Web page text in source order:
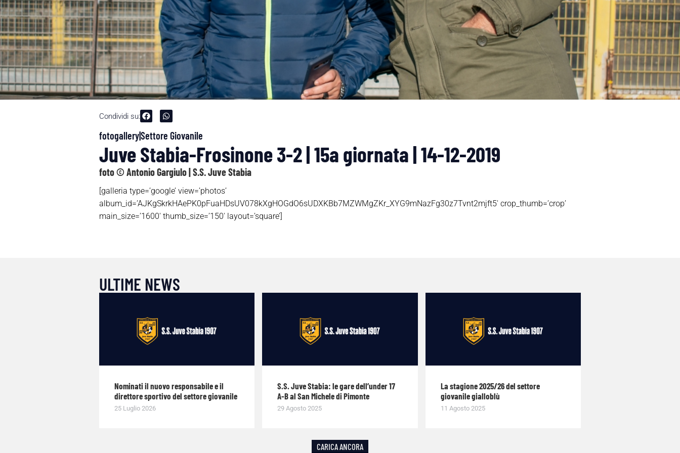
Condividi su:
fotogallery|Settore Giovanile
Juve Stabia-Frosinone 3-2 | 15a giornata | 14-12-2019
foto © Antonio Gargiulo | S.S. Juve Stabia
[galleria type=’google’ view=’photos’
album_id=’AJKgSkrkHAePK0pFuaHDsUV078kXgHOGdO6sUDXKBb7MZWMgZKr_XYG9mNazFg30z7Tvnt2mjft5′ crop_thumb=’crop’
main_size=’1600′ thumb_size=’150′ layout=’square’]
ULTIME NEWS
Nominati il nuovo responsabile e il
direttore sportivo del settore giovanile
25 Luglio 2026
S.S. Juve Stabia: le gare dell’under 17
A-B al San Michele di Pimonte
29 Agosto 2025
La stagione 2025/26 del settore
giovanile gialloblù
11 Agosto 2025
CARICA ANCORA